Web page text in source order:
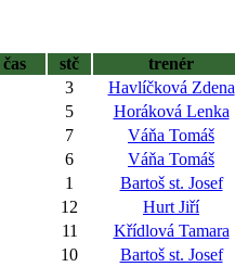
čas stč trenér
3 Havlíčková Zdena
5 Horáková Lenka
7 Váňa Tomáš
6 Váňa Tomáš
1 Bartoš st. Josef
12 Hurt Jiří
11 Křídlová Tamara
10 Bartoš st. Josef